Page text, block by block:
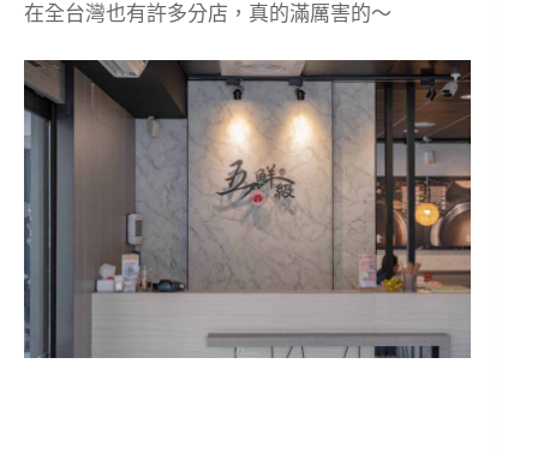
在全台灣也有許多分店，真的滿厲害的～